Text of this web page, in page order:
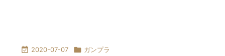
 2020-07-07  ガンプラ